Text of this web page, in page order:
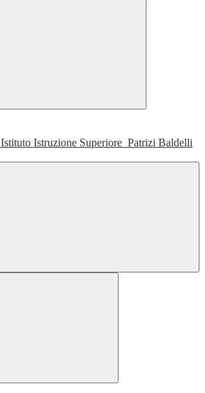
Istituto Istruzione Superiore Patrizi Baldelli